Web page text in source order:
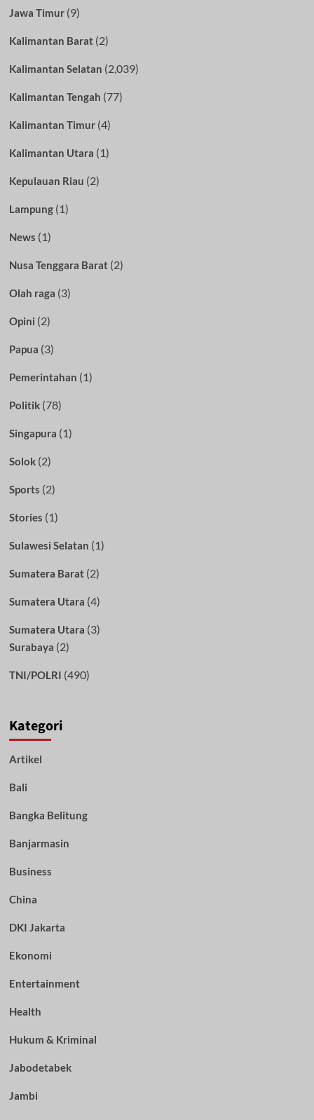
Jawa Timur(9)
Kalimantan Barat(2)
Kalimantan Selatan (2,039)
Kalimantan Tengah (77)
Kalimantan Timur(4)
Kalimantan Utara (1)
Kepulauan Riau (2)
Lampung(1)
News (1)
Nusa Tenggara Barat(2)
Olah raga (3)
Opini (2)
Papua (3)
Pemerintahan (1)
Politik(78)
Singapura (1)
Solok(2)
Sports (2)
Stories (1)
Sulawesi Selatan (1)
Sumatera Barat(2)
Sumatera Utara (4)
Sumatera Utara (3)
Surabaya (2)
TNI/POLRI (490)
Kategori
Artikel
Bali
Bangka Belitung
Banjarmasin
Business
China
DKI Jakarta
Ekonomi
Entertainment
Health
Hukum & Kriminal
Jabodetabek
Jambi